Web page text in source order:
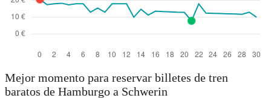
Mejor momento para reservar billetes de tren
baratos de Hamburgo a Schwerin